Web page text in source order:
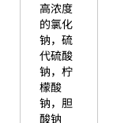
高浓度
的氯化
钠，硫
代硫酸
钠，柠
檬酸
钠，胆
酸钠